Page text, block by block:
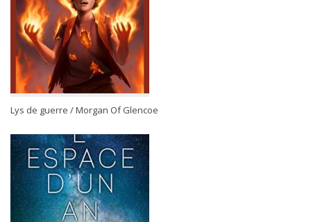
Lys de guerre / Morgan Of Glencoe